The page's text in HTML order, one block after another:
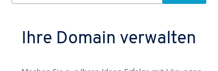
Ihre Domain verwalten